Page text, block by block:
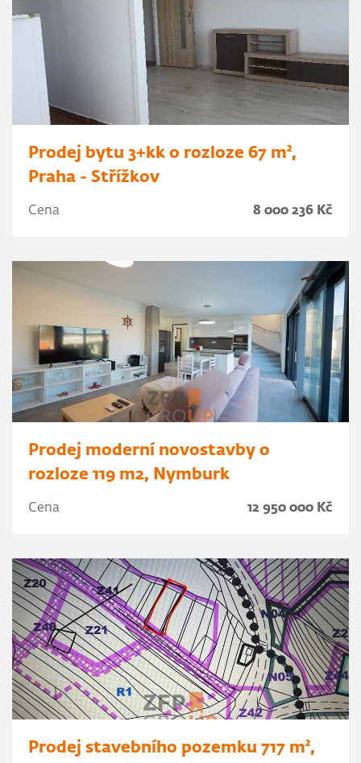
Prodej bytu 3+kk o rozloze 67 m²,
Praha - Střížkov
Cena 8 000 236 Kč
Prodej moderní novostavby o
rozloze 119 m2, Nymburk
Cena 12 950 000 Kč
Prodej stavebního pozemku 717 m²,